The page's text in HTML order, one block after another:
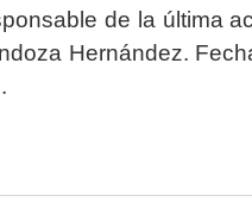
de la última
Hernández.